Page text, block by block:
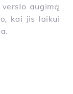
augimą
kai jis laikui